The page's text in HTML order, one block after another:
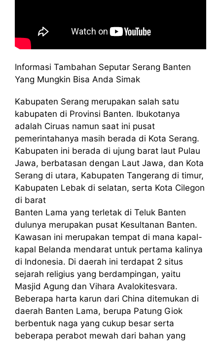
Informasi Tambahan Seputar Serang Banten
Yang Mungkin Bisa Anda Simak
Kabupaten Serang merupakan salah satu
kabupaten di Provinsi Banten. Ibukotanya
adalah Ciruas namun saat ini pusat
pemerintahanya masih berada di Kota Serang.
Kabupaten ini berada di ujung barat laut Pulau
Jawa, berbatasan dengan Laut Jawa, dan Kota
Serang di utara, Kabupaten Tangerang di timur,
Kabupaten Lebak di selatan, serta Kota Cilegon
di barat
Banten Lama yang terletak di Teluk Banten
dulunya merupakan pusat Kesultanan Banten.
Kawasan ini merupakan tempat di mana kapal-
kapal Belanda mendarat untuk pertama kalinya
di Indonesia. Di daerah ini terdapat 2 situs
sejarah religius yang berdampingan, yaitu
Masjid Agung dan Vihara Avalokitesvara.
Beberapa harta karun dari China ditemukan di
daerah Banten Lama, berupa Patung Giok
berbentuk naga yang cukup besar serta
beberapa perabot mewah dari bahan yang